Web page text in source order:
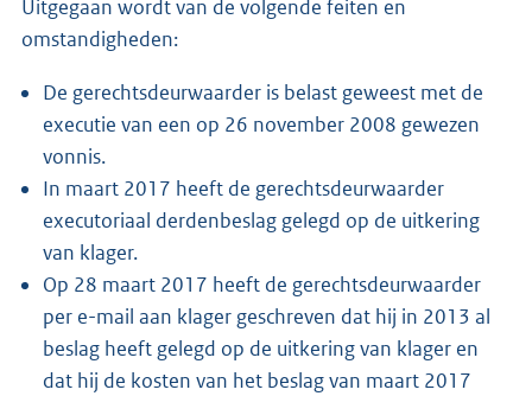
Uitgegaan wordt van de volgende feiten en
omstandigheden:
De gerechtsdeurwaarder is belast geweest met de
executie van een op 26 november 2008 gewezen
vonnis.
In maart 2017 heeft de gerechtsdeurwaarder
executoriaal derdenbeslag gelegd op de uitkering
van klager.
Op 28 maart 2017 heeft de gerechtsdeurwaarder
per e-mail aan klager geschreven dat hij in 2013 al
beslag heeft gelegd op de uitkering van klager en
dat hij de kosten van het beslag van maart 2017